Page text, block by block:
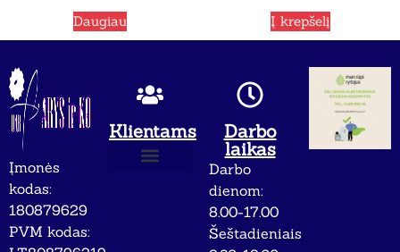
Daugiau Į krepšelį
Įmonės
kodas:
180879629
PVM kodas:
Klientams
Darbo
laikas
Darbo
dienom:
8.00-17.00
Šeštadieniais